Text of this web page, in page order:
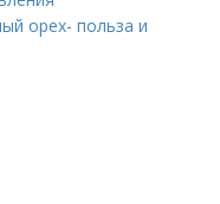
орех- польза и